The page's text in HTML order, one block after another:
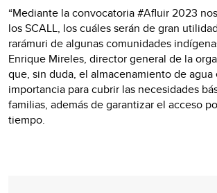
“Mediante la convocatoria #Afluir 2023
los SCALL, los cuáles serán de gran
rarámuri de algunas comunidades
Enrique Mireles, director general de la
que, sin duda, el almacenamiento de agua
importancia para cubrir las necesidades
familias, además de garantizar el acceso
tiempo.